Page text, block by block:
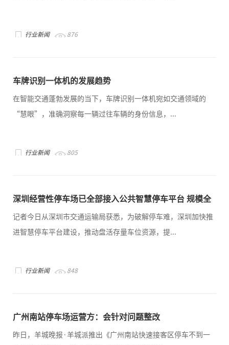
行业新闻 876
车牌识别一体机的发展趋势
在智能交通蓬勃发展的当下，车牌识别一体机宛如交通领域的
“慧眼”，准确洞察每一辆过往车辆的身份信息，...
行业新闻 805
深圳经营性停车场已全部接入公共智慧停车平台 规模全
记者今日从深圳市交通运输局获悉，为破解停车难，深圳加快推
进智慧停车平台建设，推动盘活存量车位资源，提...
行业新闻 848
广州南站停车场运营方：会针对问题整改
昨日，羊城晚报·羊城派推出《广州南站快速接客区停车不到一